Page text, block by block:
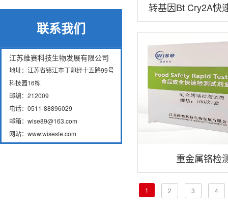
联系我们
江苏维赛科技生物发展有限公司
地址：江苏省镇江市丁卯经十五路99号
科技园16栋
邮编：212009
电话：0511-88896029
邮箱：wise89@163.com
网站：www.wiseste.com
转基因Bt Cry2A快
重金属铬检
1 2 3 4